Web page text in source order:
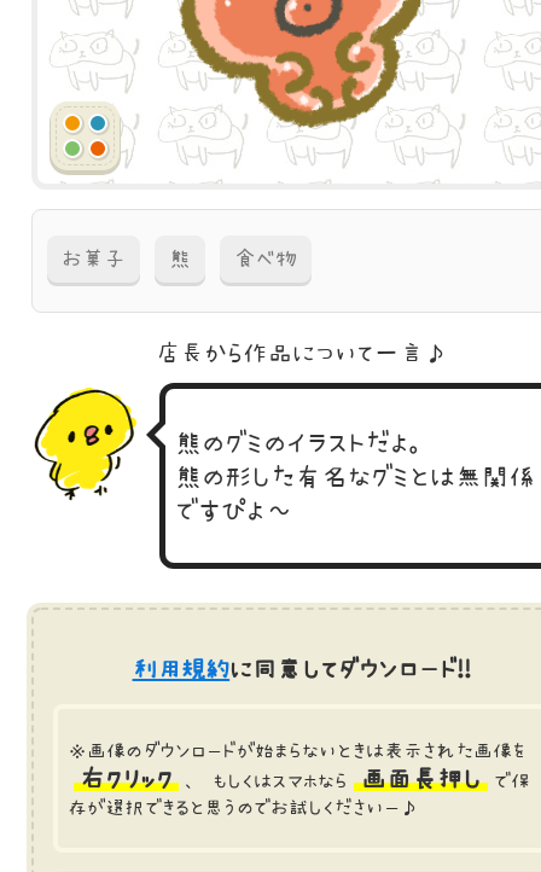
お菓子 熊 食べ物
店長から作品に ついて一言♪
熊のグミのイラストだよ。
熊の形した有名なグミとは無関係
ですぴよ～
利用規約に同意してダウンロード!!
※画像のダウンロードが始まらないときは表示された画像を
右クリック 、 もしくはスマホなら 画面長押し
で保
存が選択できると思うのでお試しくださいー♪